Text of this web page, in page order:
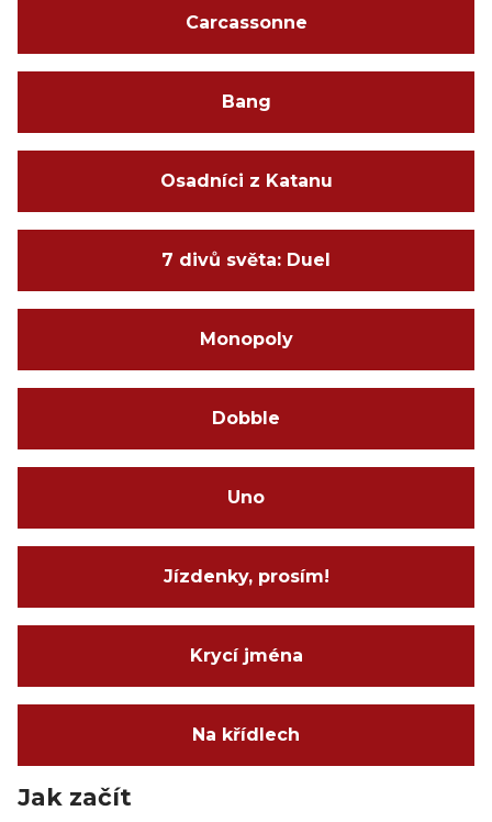
Carcassonne
Bang
Osadníci z Katanu
7 divů světa: Duel
Monopoly
Dobble
Uno
Jízdenky, prosím!
Krycí jména
Na křídlech
Jak začít